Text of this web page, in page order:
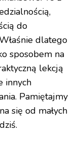
do
dlatego
sposobem na
lekcją
innych
Pamiętajmy
się od małych